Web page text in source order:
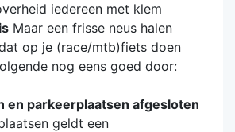
iedereen met klem
Maar een frisse neus halen
op je (race/mtb)fiets doen
nog eens goed door:
en parkeerplaatsen afgesloten
geldt een